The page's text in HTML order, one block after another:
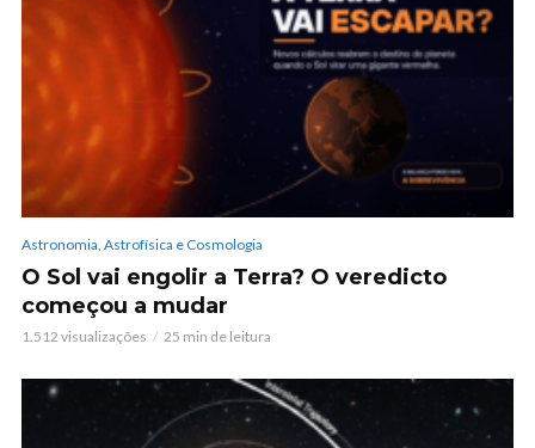
Astronomia, Astrofísica e Cosmologia
O Sol vai engolir a Terra? O veredicto
começou a mudar
1.512 visualizações 25 min de leitura